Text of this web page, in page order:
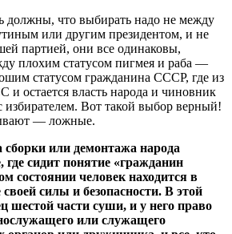
должны, что выбирать надо не между
или другим президентом, и не
партией, они все одинаковы,
плохим статусом пигмея и раба —
статусом гражданина СССР, где из
остается власть народа и чиновник
избирателем. Вот такой выбор верный!
— ложные.
или демонтажа народа
где сидит понятие «гражданин
состоянии человек находится в
силы и безопасности. В этой
шестой части суши, и у него право
или служащего